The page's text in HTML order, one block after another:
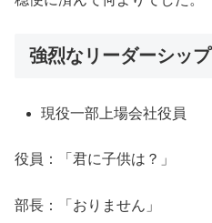
強烈なリーダーシップ
現役一部上場会社役員
役員：「君に子供は？」
部長：「おりません」